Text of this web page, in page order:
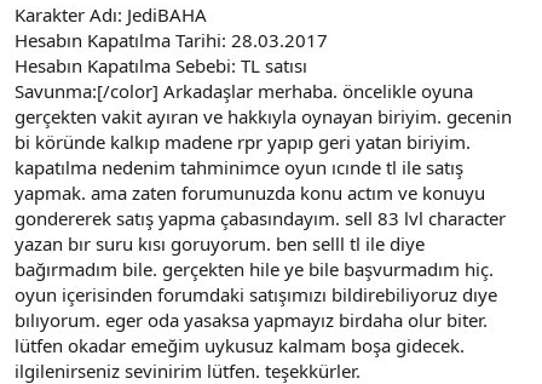
Karakter Adı: JediBAHA
Hesabın Kapatılma Tarihi: 28.03.2017
Hesabın Kapatılma Sebebi: TL satısı
Savunma:[/color] Arkadaşlar merhaba. öncelikle oyuna
gerçekten vakit ayıran ve hakkıyla oynayan biriyim. gecenin
bi köründe kalkıp madene rpr yapıp geri yatan biriyim.
kapatılma nedenim tahminimce oyun ıcınde tl ile satış
yapmak. ama zaten forumunuzda konu actım ve konuyu
gondererek satış yapma çabasındayım. sell 83 lvl character
yazan bır suru kısı goruyorum. ben selll tl ile diye
bağırmadım bile. gerçekten hile ye bile başvurmadım hiç.
oyun içerisinden forumdaki satışımızı bildirebiliyoruz dıye
bılıyorum. eger oda yasaksa yapmayız birdaha olur biter.
lütfen okadar emeğim uykusuz kalmam boşa gidecek.
ilgilenirseniz sevinirim lütfen. teşekkürler.